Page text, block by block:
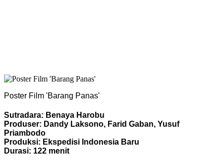
Poster Film 'Barang Panas'
Sutradara: Benaya Harobu
Produser: Dandy Laksono, Farid Gaban, Yusuf
Priambodo
Produksi: Ekspedisi Indonesia Baru
Durasi: 122 menit